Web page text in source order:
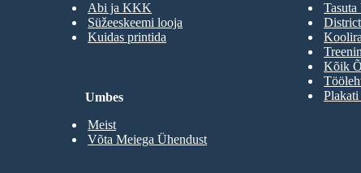
Abi ja KKK
Süžeeskeemi looja
Kuidas printida
Kõik
Umbes
Meist
Võta Meiega Ühendust